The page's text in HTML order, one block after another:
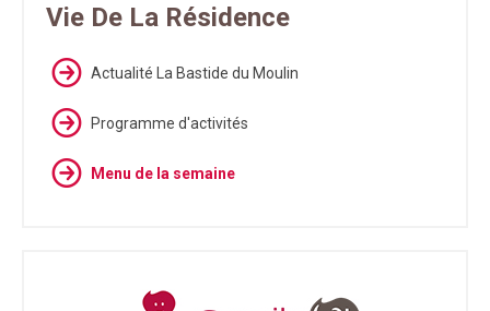
Vie De La Résidence
Actualité La Bastide du Moulin
Programme d'activités
Menu de la semaine